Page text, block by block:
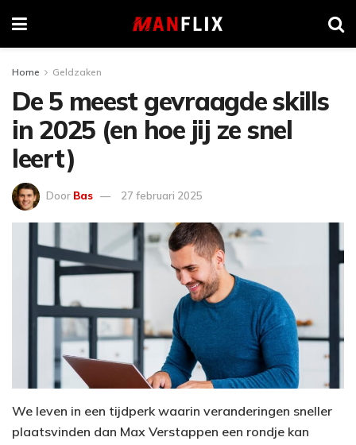
Home Geldzaken
De 5 meest gevraagde skills
in 2025 (en hoe jij ze snel
leert)
Door Bas 27 februari 2025
We leven in een tijdperk waarin veranderingen sneller
plaatsvinden dan Max Verstappen een rondje kan